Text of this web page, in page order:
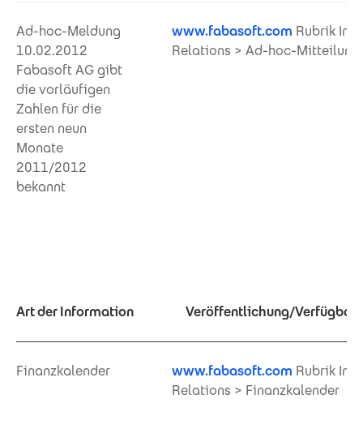
Ad-hoc-Meldung
10.02.2012
Fabasoft AG gibt
die vorläufigen
Zahlen für die
ersten neun
Monate
2011/2012
bekannt
www.fabasoft.com Rubrik
Relations > Ad-hoc-
Art der Information Veröffentlichung/Verfügbar
Finanzkalender www.fabasoft.com Rubrik
Relations > Finanzkalender